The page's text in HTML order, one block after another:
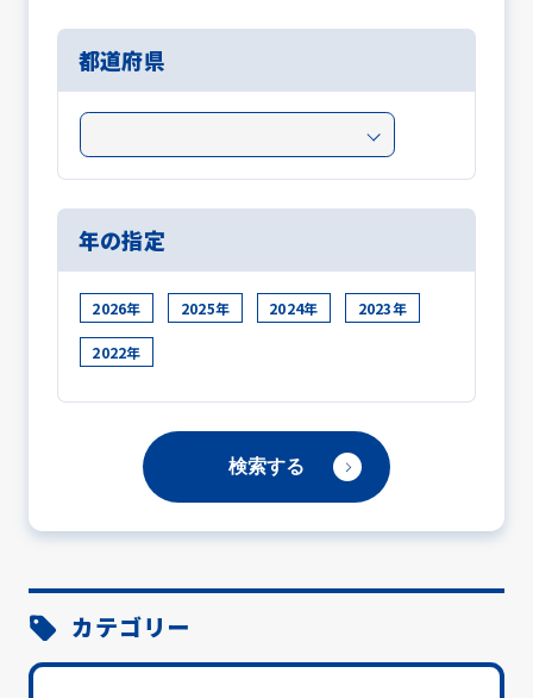
都道府県
年の指定
2026年 2025年 2024年 2023年
2022年
カテゴリー